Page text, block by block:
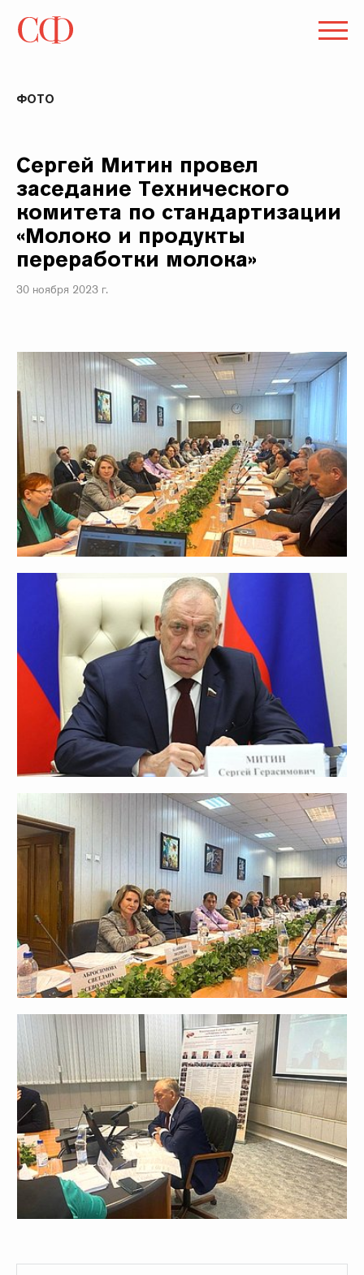
ФОТО
Сергей Митин провел
заседание Технического
комитета по стандартизации
«Молоко и продукты
переработки молока»
30 ноября 2023 г.